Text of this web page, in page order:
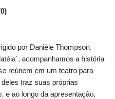
por Danièle Thompson.
acompanhamos a história
reúnem em um teatro para
traz suas próprias
e ao longo da apresentação,